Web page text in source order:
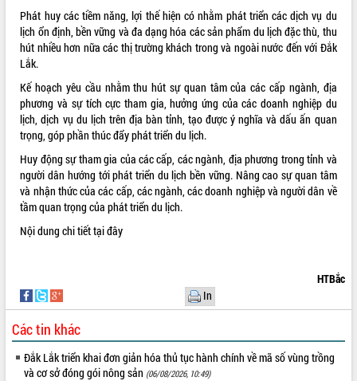
THỐNG KÊ TRUY CẬP
Hôm nay: 3114
Tất cả:
66088782
Phát huy các tiềm năng, lợi thế hiện có nhằm phát triển các dịch vụ du
lịch ổn định, bền vững và đa dạng hóa các sản phẩm du lịch đặc thù, thu
hút nhiều hơn nữa các thị trường khách trong và ngoài nước đến với Đắk
Lắk.
Kế hoạch yêu cầu nhằm thu hút sự quan tâm của các cấp ngành, địa
phương và sự tích cực tham gia, hưởng ứng của các doanh nghiệp du
lịch, dịch vụ du lịch trên địa bàn tỉnh, tạo được ý nghĩa và dấu ấn quan
trọng, góp phần thúc đẩy phát triển du lịch.
Huy động sự tham gia của các cấp, các ngành, địa phương trong tỉnh và
người dân hướng tới phát triển du lịch bền vững. Nâng cao sự quan tâm
và nhận thức của các cấp, các ngành, các doanh nghiệp và người dân về
tầm quan trọng của phát triển du lịch.
Nội dung chi tiếttại đây
HTBắc
In
Các tin khác
Đắk Lắk triển khai đơn giản hóa thủ tục hành chính về mã số vùng trồng
và cơ sở đóng gói nông sản (06/08/2026, 10:49)